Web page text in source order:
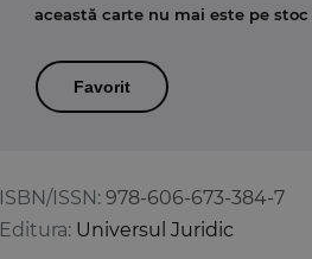
ISBN/ISSN: 978-606-673-384-7
Editura: Universul Juridic
această carte nu mai este pe
Favorit